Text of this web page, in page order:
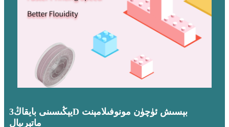
يېڭىسىنى بايقاڭ3D بېسىش ئۈچۈن مونوفىلامېنت
ماتېرىيال